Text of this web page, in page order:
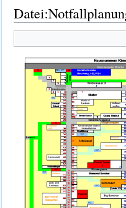
Navigation
springen
Suche
springen